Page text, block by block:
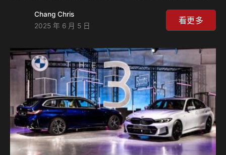
任天堂鬧鐘 Alarmo等多項大獎，消費滿額加碼送您 Honda
圓形感應燈及 Honda 造型悠遊卡！數量有限送完為止！ 免費
好禮送給您 單筆消費含滿4,000元~ 6,999元，即可獲得
Honda圓形感應燈！ 單筆消費含滿7,000元，即可獲得Honda
造型悠遊卡！ 超值優惠： 🔹 享指定銀行…
Chang Chris
2025 年 6 月 5 日
看更多